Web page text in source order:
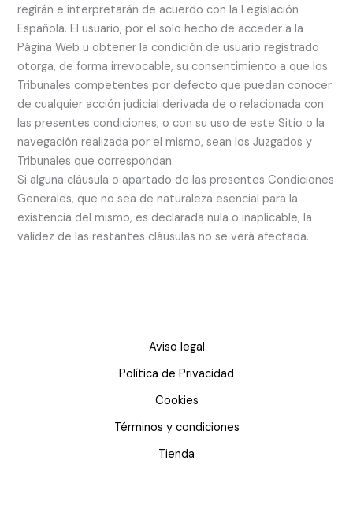
regirán e interpretarán de acuerdo con la Legislación
Española. El usuario, por el solo hecho de acceder a la
Página Web u obtener la condición de usuario registrado
otorga, de forma irrevocable, su consentimiento a que los
Tribunales competentes por defecto que puedan conocer
de cualquier acción judicial derivada de o relacionada con
las presentes condiciones, o con su uso de este Sitio o la
navegación realizada por el mismo, sean los Juzgados y
Tribunales que correspondan.
Si alguna cláusula o apartado de las presentes Condiciones
Generales, que no sea de naturaleza esencial para la
existencia del mismo, es declarada nula o inaplicable, la
validez de las restantes cláusulas no se verá afectada.
Aviso legal
Política de Privacidad
Cookies
Términos y condiciones
Tienda